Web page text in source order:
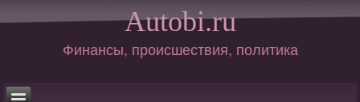
Autobi.ru
Финансы, происшествия, политика